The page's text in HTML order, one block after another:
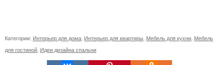
Категории: Интерьер для дома Интерьер для квартиры Мебель для кухни Мебель
для гостиной Идеи дизайна спальни